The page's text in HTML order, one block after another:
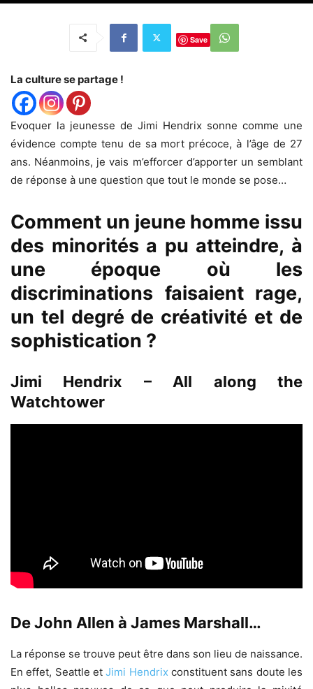
Save
La culture se partage !
Evoquer la jeunesse de Jimi Hendrix sonne comme une
évidence compte tenu de sa mort précoce, à l’âge de 27
ans. Néanmoins, je vais m’efforcer d’apporter un semblant
de réponse à une question que tout le monde se pose…
Comment un jeune homme issu
des minorités a pu atteindre, à
une époque où les
discriminations faisaient rage,
un tel degré de créativité et de
sophistication ?
Jimi Hendrix – All along the
Watchtower
De John Allen à James Marshall…
La réponse se trouve peut être dans son lieu de naissance.
En effet, Seattle etJimi Hendrixconstituent sans doute les